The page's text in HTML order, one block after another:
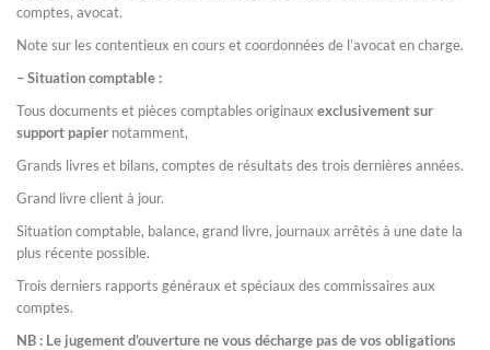
comptes, avocat.
Note sur les contentieux en cours et coordonnées de l’avocat en charge.
– Situation comptable :
Tous documents et pièces comptables originaux exclusivement sur
support papier notamment,
Grands livres et bilans, comptes de résultats des trois dernières années.
Grand livre client à jour.
Situation comptable, balance, grand livre, journaux arrêtés à une date la
plus récente possible.
Trois derniers rapports généraux et spéciaux des commissaires aux
comptes.
NB : Le jugement d’ouverture ne vous décharge pas de vos obligations